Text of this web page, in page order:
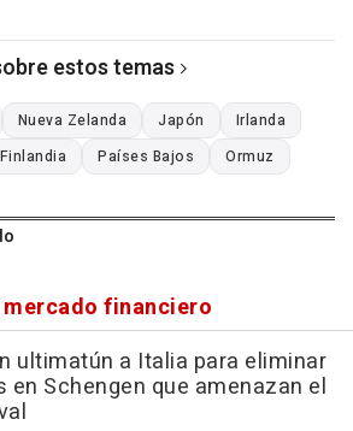
estos temas
Nueva Zelanda Japón
Irlanda
Finlandia Países Bajos Ormuz
financiero
ultimatún a Italia para eliminar
en Schengen que amenazan el